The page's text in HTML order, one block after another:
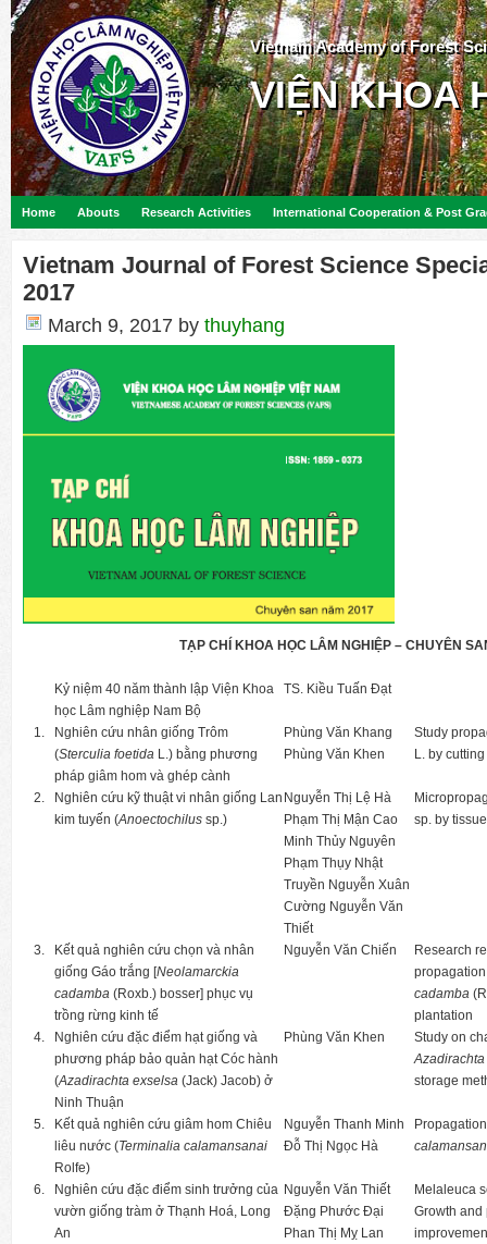
Vietnam Academy of Forest
VIỆN KHOA
Home Abouts Research Activities International Cooperation & Post
Vietnam Journal of Forest Science
2017
March 9, 2017 by thuyhang
TẠP CHÍ KHOA HỌC LÂM NGHIỆP – CHUYÊN
Kỷ niệm 40 năm thành lập Viện Khoa
học Lâm nghiệp Nam Bộ
TS. Kiều Tuấn Đạt
1.
Nghiên cứu nhân giống Trôm
(Sterculia foetida L.) bằng phương
pháp giâm hom và ghép cành
Phùng Văn Khang
Phùng Văn Khen
Study
L. by
2.
Nghiên cứu kỹ thuật vi nhân giống Lan
kim tuyến (Anoectochilus sp.)
Nguyễn Thị Lệ Hà
Phạm Thị Mận Cao
Minh Thủy Nguyên
Phạm Thụy Nhật
Truyền Nguyễn Xuân
Cường Nguyễn Văn
Thiết
sp. by
3.
Kết quả nghiên cứu chọn và nhân
giống Gáo trắng [Neolamarckia
cadamba (Roxb.) bosser] phục vụ
trồng rừng kinh tế
Nguyễn Văn Chiến
Research
cadamba
plantation
4.
Nghiên cứu đặc điểm hạt giống và
phương pháp bảo quản hạt Cóc hành
(Azadirachta exselsa (Jack) Jacob) ở
Ninh Thuận
Phùng Văn Khen
Study on
storage
5.
Kết quả nghiên cứu giâm hom Chiêu
liêu nước (Terminalia calamansanai
Rolfe)
Nguyễn Thanh Minh
Đỗ Thị Ngọc Hà
6.
Nghiên cứu đặc điểm sinh trưởng của
vườn giống tràm ở Thạnh Hoá, Long
An
Nguyễn Văn Thiết
Đặng Phước Đại
Phan Thị Mỵ Lan
Melaleuca
Growth and